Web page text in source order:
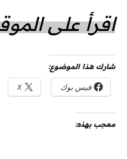
اقرأ على
شارك هذا الموضوع:
فيس بوك X
معجب بهذه: